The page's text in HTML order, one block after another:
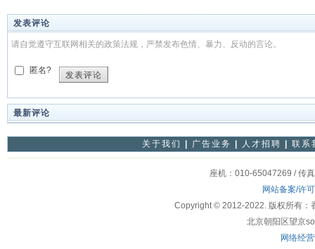
发表评论
请自觉遵守互联网相关的政策法规，严禁发布色情、暴力、反动的言论。
匿名?
发表评论
最新评论
关于我们 广告业务 人才招聘 联系
座机：010-65047269 / 传
网站备案/许
Copyright © 2012-2022. 版权所有：
北京朝阳区望京
网络经